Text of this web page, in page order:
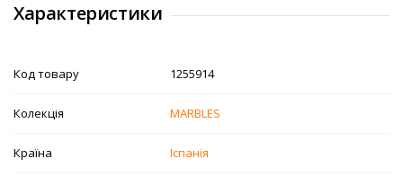
Характеристики
Код товару 1255914
Колекція MARBLES
Країна Іспанія